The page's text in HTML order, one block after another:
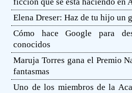
Elena Dreser: Haz de tu hijo un
Cómo hace Google para
conocidos
Maruja Torres gana el Premio
fantasmas
Uno de los miembros de la